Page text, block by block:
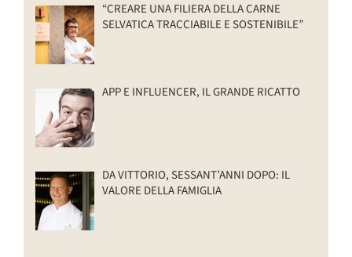
“CREARE UNA FILIERA DELLA CARNE
SELVATICA TRACCIABILE E SOSTENIBILE”
APP E INFLUENCER, IL GRANDE RICATTO
DA VITTORIO, SESSANT’ANNI DOPO: IL
VALORE DELLA FAMIGLIA